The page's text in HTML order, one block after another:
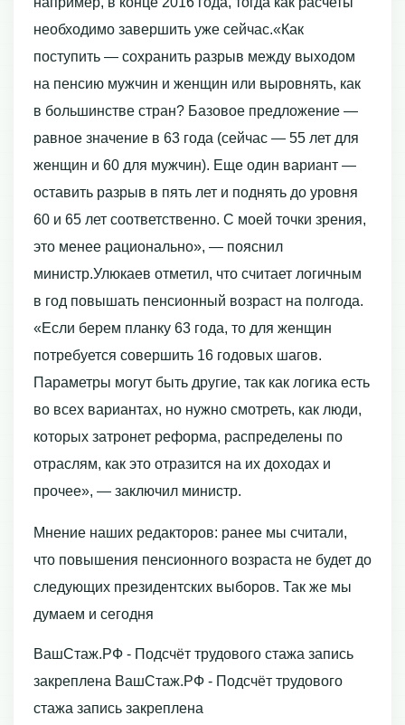
необходимо завершить уже сейчас.«Как
поступить — сохранить разрыв между выходом
на пенсию мужчин и женщин или выровнять, как
в большинстве стран? Базовое предложение —
равное значение в 63 года (сейчас — 55 лет для
женщин и 60 для мужчин). Еще один вариант —
оставить разрыв в пять лет и поднять до уровня
60 и 65 лет соответственно. С моей точки зрения,
это менее рационально», — пояснил
министр.Улюкаев отметил, что считает логичным
в год повышать пенсионный возраст на полгода.
«Если берем планку 63 года, то для женщин
потребуется совершить 16 годовых шагов.
Параметры могут быть другие, так как логика есть
во всех вариантах, но нужно смотреть, как люди,
которых затронет реформа, распределены по
отраслям, как это отразится на их доходах и
прочее», — заключил министр.
Мнение наших редакторов: ранее мы считали,
что повышения пенсионного возраста не будет до
следующих президентских выборов. Так же мы
думаем и сегодня
ВашСтаж.РФ - Подсчёт трудового стажа запись
закреплена ВашСтаж.РФ - Подсчёт трудового
стажа запись закреплена